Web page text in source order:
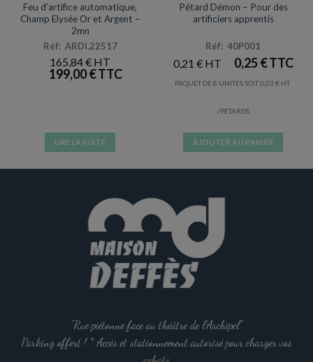
Feu d’artifice automatique,
Champ Elysée Or et Argent –
2mn
Réf: ARDI.22517
165,84€
199,00€
LIRE LA SUITE
Pétard Démon – Pour des
artificiers apprentis
Réf: 40P001
0,21 € 0,25€
PAQUET DE 8 UNITÉS SOIT0,03 €
/PÉTARDS
AJOUTER AU PANIER
"Rue piétonne face au théâtre de l'Archipel".
Parking offert ! * Accès et stationnement autorisé pour charger vos